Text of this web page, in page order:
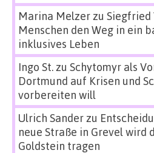
Marina Melzerzu
Menschen den Weg in ein
inklusives Leben
Ingo St.zu Schytomyr als
Dortmund auf Krisen und
vorbereiten will
Ulrich Sanderzu
neue Straße in Grevel wird
Goldstein tragen